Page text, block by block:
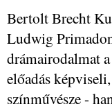
Bertolt Brecht
Ludwig
drámairodalmat
előadás
színművésze -